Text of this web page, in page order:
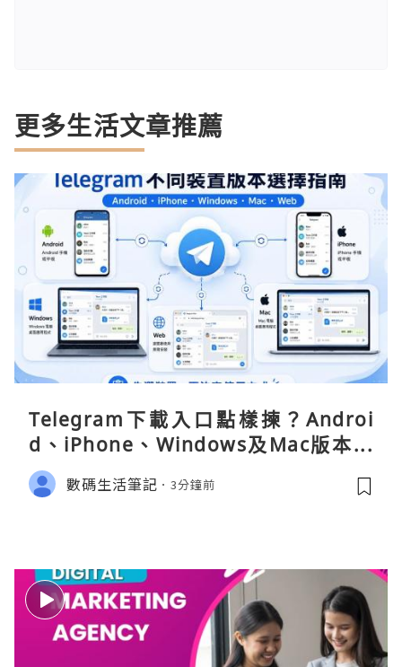
更多生活文章推薦
Telegram下載入口點樣揀？Androi
d、iPhone、Windows及Mac版本分
別
數碼生活筆記 3分鐘前